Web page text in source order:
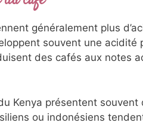
généralement plus
souvent une acidité
des cafés aux notes
Kenya présentent
ou indonésiens